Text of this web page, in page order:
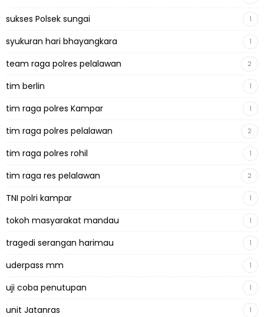
sukses Polsek sungai 1
syukuran hari bhayangkara 1
team raga polres pelalawan 2
tim berlin 1
tim raga polres Kampar 1
tim raga polres pelalawan 2
tim raga polres rohil 1
tim raga res pelalawan 2
TNI polri kampar 1
tokoh masyarakat mandau 1
tragedi serangan harimau 1
uderpass mm 1
uji coba penutupan 1
unit Jatanras 1